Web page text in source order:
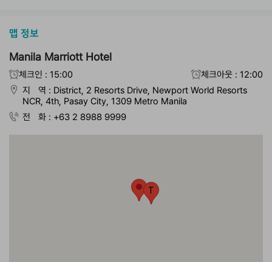
맵 정보
Manila Marriott Hotel
체크인 : 15:00
체크아웃 : 12:00
지 역 : District, 2 Resorts Drive, Newport World Resorts
NCR, 4th, Pasay City, 1309 Metro Manila
전 화 : +63 2 8988 9999
T